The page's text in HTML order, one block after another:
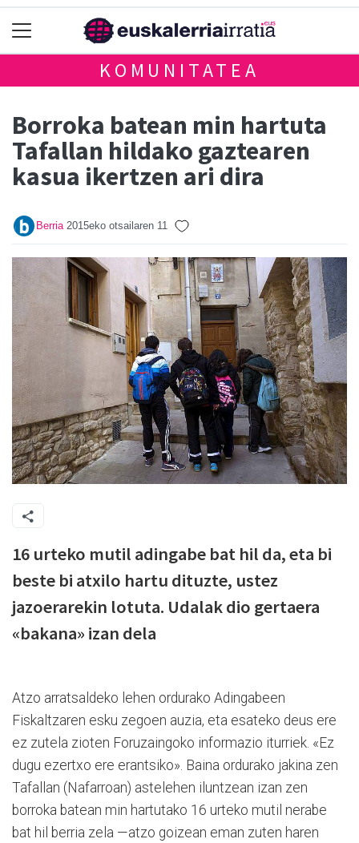
KOMUNITATEA
Borroka batean min hartuta
Tafallan hildako gaztearen
kasua ikertzen ari dira
Berria 2015eko otsailaren 11
16 urteko mutil adingabe bat hil da, eta bi
beste bi atxilo hartu dituzte, ustez
jazoerarekin lotuta. Udalak dio gertaera
«bakana» izan dela
Atzo arratsaldeko lehen ordurako Adingabeen
Fiskaltzaren esku zegoen auzia, eta esateko deus ere
ez zutela zioten Foruzaingoko informazio iturriek. «Ez
dugu ezertxo ere erantsiko». Baina ordurako jakina zen
Tafallan (Nafarroan) astelehen iluntzean izan zen
borroka batean min hartutako 16 urteko mutil nerabe
bat hil berria zela —atzo goizean eman zuten haren